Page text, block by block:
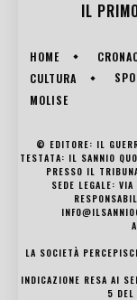
IL
HOME
CULTURA
MOLISE
© EDITORE: IL
TESTATA: IL SANNIO
PRESSO IL
SEDE LEGALE:
LA SOCIETÀ
INDICAZIONE RESA AI
5 DEL